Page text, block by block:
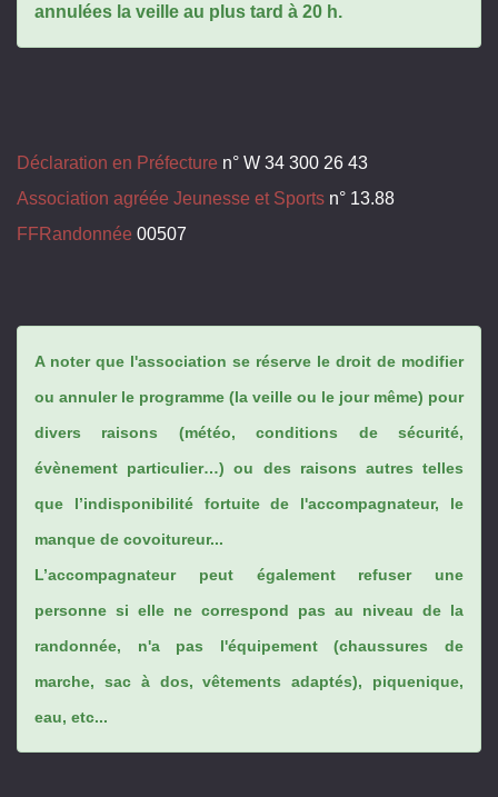
annulées la veille au plus tard à 20 h.
Déclaration en Préfecture n° W 34 300 26 43
Association agréée Jeunesse et Sports n° 13.88
FFRandonnée 00507
A noter que l'association se réserve le droit de modifier
ou annuler le programme (la veille ou le jour même) pour
divers raisons (météo, conditions de sécurité,
évènement particulier…) ou des raisons autres telles
que l’indisponibilité fortuite de l'accompagnateur, le
manque de covoitureur...
L’accompagnateur peut également refuser une
personne si elle ne correspond pas au niveau de la
randonnée, n'a pas l'équipement (chaussures de
marche, sac à dos, vêtements adaptés), piquenique,
eau, etc...